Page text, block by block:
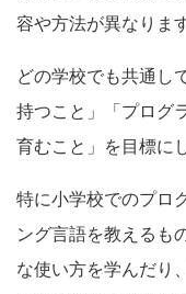
容や方法が異なりま
どの学校でも共通し
持つこと」「プログ
育むこと」を目標に
特に小学校でのプロ
ング言語を教えるも
な使い方を学んだり